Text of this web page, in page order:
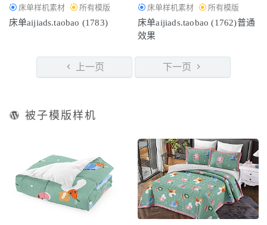
床单样机素材 所有模版
床单aijiads.taobao (1783)
床单样机素材 所有模版
床单aijiads.taobao (1762)普通
效果
上一页 下一页
被子模版样机